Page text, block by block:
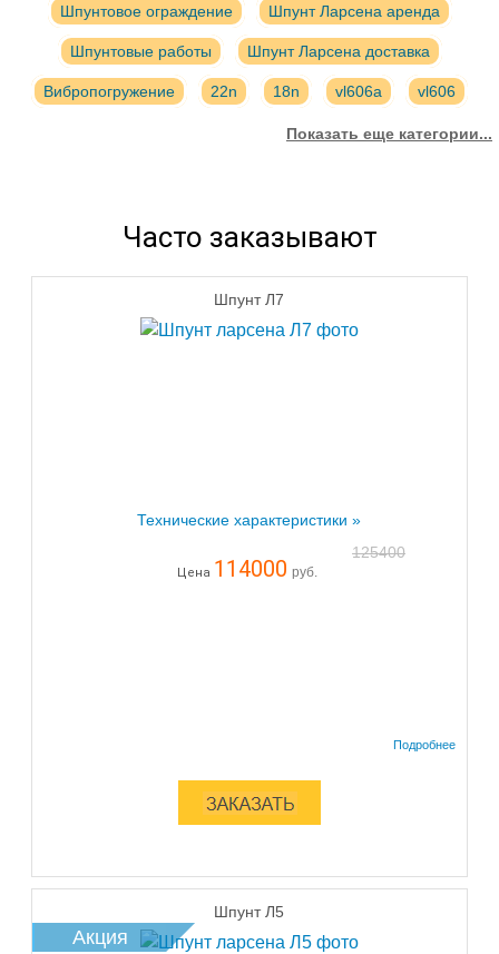
Шпунтовое ограждение Шпунт Ларсена аренда
Шпунтовые работы Шпунт Ларсена доставка
Вибропогружение 22n 18n vl606a vl606
Берегоукрепление gu22n
Показать еще категории...
Часто заказывают
Шпунт Л7
Технические характеристики »
125400
Цена 114000 руб.
Акция
Шпунт Л5